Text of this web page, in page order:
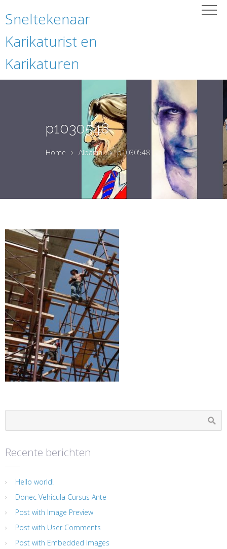
Sneltekenaar
Karikaturist en
Karikaturen
p1030548
Home Albania p1030548
Recente berichten
Hello world!
Donec Vehicula Cursus Ante
Post with Image Preview
Post with User Comments
Post with Embedded Images